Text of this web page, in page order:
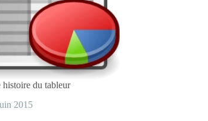
histoire du tableur
2015